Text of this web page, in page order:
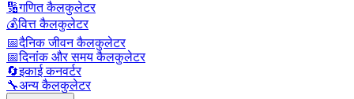
🔢गणित कैलकुलेटर
💰वित्त कैलकुलेटर
📅दैनिक जीवन कैलकुलेटर
📅दिनांक और समय कैलकुलेटर
🔄इकाई कनवर्टर
🔧अन्य कैलकुलेटर